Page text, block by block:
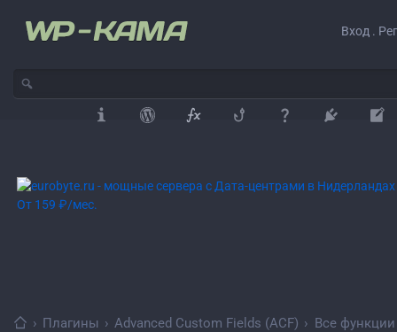
Вход .
› Плагины › Advanced Custom Fields (ACF) › Все функции